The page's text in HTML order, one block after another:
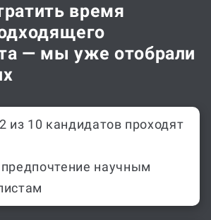
время
— мы уже отобрали
из 10 кандидатов проходят
научным